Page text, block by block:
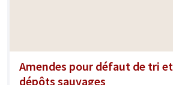
Amendes pour défaut de tri et
dépôts sauvages